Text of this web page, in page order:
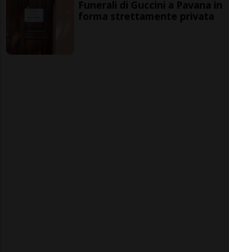
Funerali di Guccini a Pavana in
forma strettamente privata